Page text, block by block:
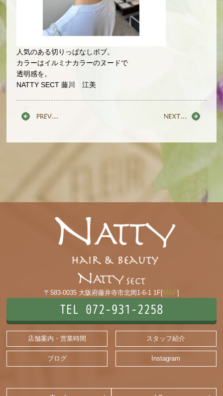
人気のある切りっぱなしボブ。
カラーはイルミナカラーのヌードで
透明感を。
NATTY SECT 藤川 江美
〒583-0035 大阪府藤井寺市北岡1-6-1 1F[MAP]
TEL 072-931-2258
店舗案内・営業時間 スタッフ紹介
ブログ Instagram